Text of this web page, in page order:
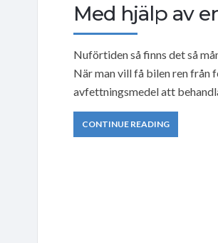
Med hjälp av
Nuförtiden så finns det så
När man vill få bilen ren från
avfettningsmedel att
CONTINUE READING